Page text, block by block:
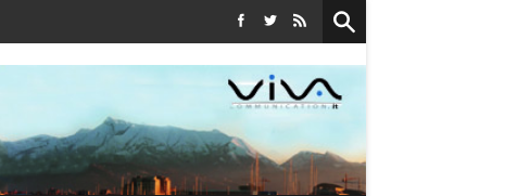
Festival La Versiliana - La direttrice lucchese Beatrice